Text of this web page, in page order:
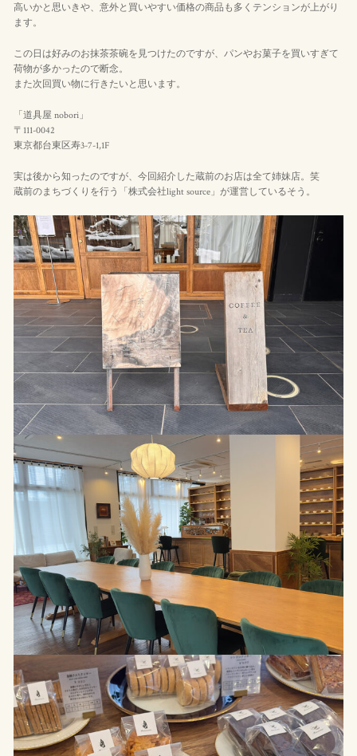
高いかと思いきや、意外と買いやすい価格の商品も多くテンションが上がり
ます。
この日は好みのお抹茶茶碗を見つけたのですが、パンやお菓子を買いすぎて
荷物が多かったので断念。
また次回買い物に行きたいと思います。
「道具屋 nobori」
〒111-0042
東京都台東区寿3-7-1,1F
実は後から知ったのですが、今回紹介した蔵前のお店は全て姉妹店。笑
蔵前のまちづくりを行う「株式会社light source」が運営しているそう。